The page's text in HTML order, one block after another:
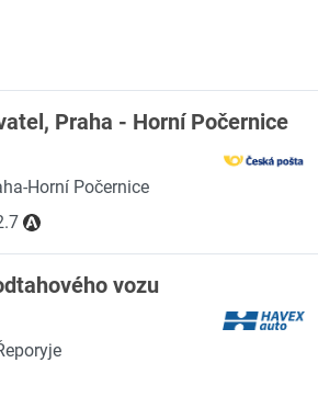
Praha - Horní Počernice
Horní Počernice
vozu